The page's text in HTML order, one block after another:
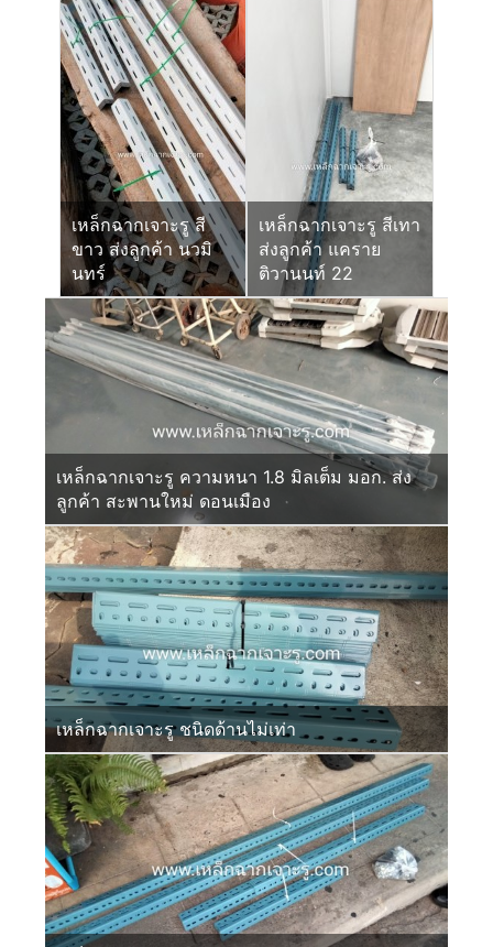
เหล็กฉากเจาะรู สี
ขาว ส่งลูกค้า นวมิ
นทร์
เหล็กฉากเจาะรู สีเทา
ส่งลูกค้า แคราย
ติวานนท์ 22
เหล็กฉากเจาะรู ความหนา 1.8 มิลเต็ม มอก. ส่ง
ลูกค้า สะพานใหม่ ดอนเมือง
เหล็กฉากเจาะรู ชนิดด้านไม่เท่า